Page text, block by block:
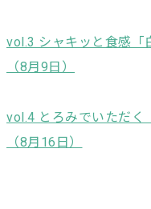
vol.3 シャキッと食感「
（8月9日）
vol.4 とろみでいただく
（8月16日）